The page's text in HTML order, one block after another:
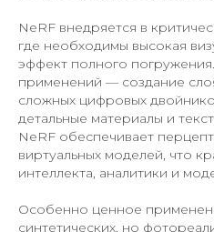
NeRF внедряется в
где необходимы высокая
эффект полного
применений — создание
сложных цифровых
детальные материалы и
NeRF обеспечивает
виртуальных моделей, что
интеллекта, аналитики и
Особенно ценное
синтетических, но